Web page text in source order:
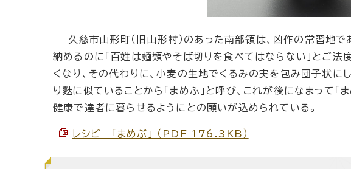
久慈市山形町（旧山形村）のあった南部領は、凶作の常習地で
納めるのに「百姓は麺類やそば切りを食べてはならない」とご
くなり、その代わりに、小麦の生地でくるみの実を包み団子状に
り麩に似ていることから「まめふ」と呼び、これが後になまって「
健康で達者に暮らせるようにとの願いが込められている。
レシピ 「まめぶ」 （PDF 176.3KB）